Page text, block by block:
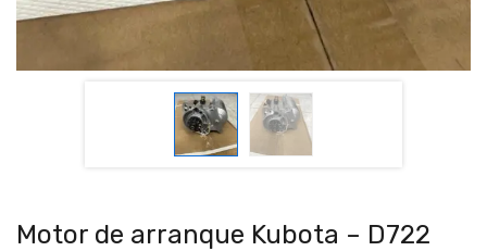
Motor de arranque Kubota – D722